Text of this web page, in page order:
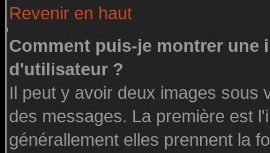
Revenir en haut
Comment puis-je montrer une
d'utilisateur ?
Il peut y avoir deux images sous
des messages. La première est
générallement elles prennent la